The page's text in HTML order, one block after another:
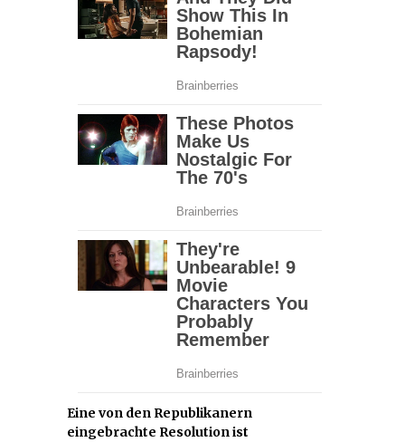
Eine von den Republikanern
eingebrachte Resolution ist